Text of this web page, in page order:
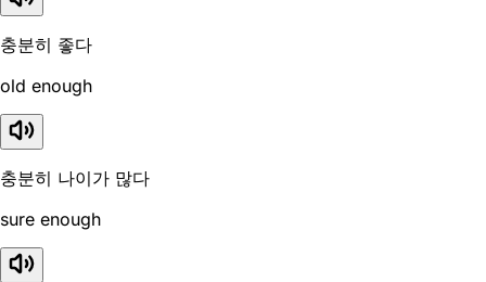
충분히 좋다
old enough
충분히 나이가 많다
sure enough